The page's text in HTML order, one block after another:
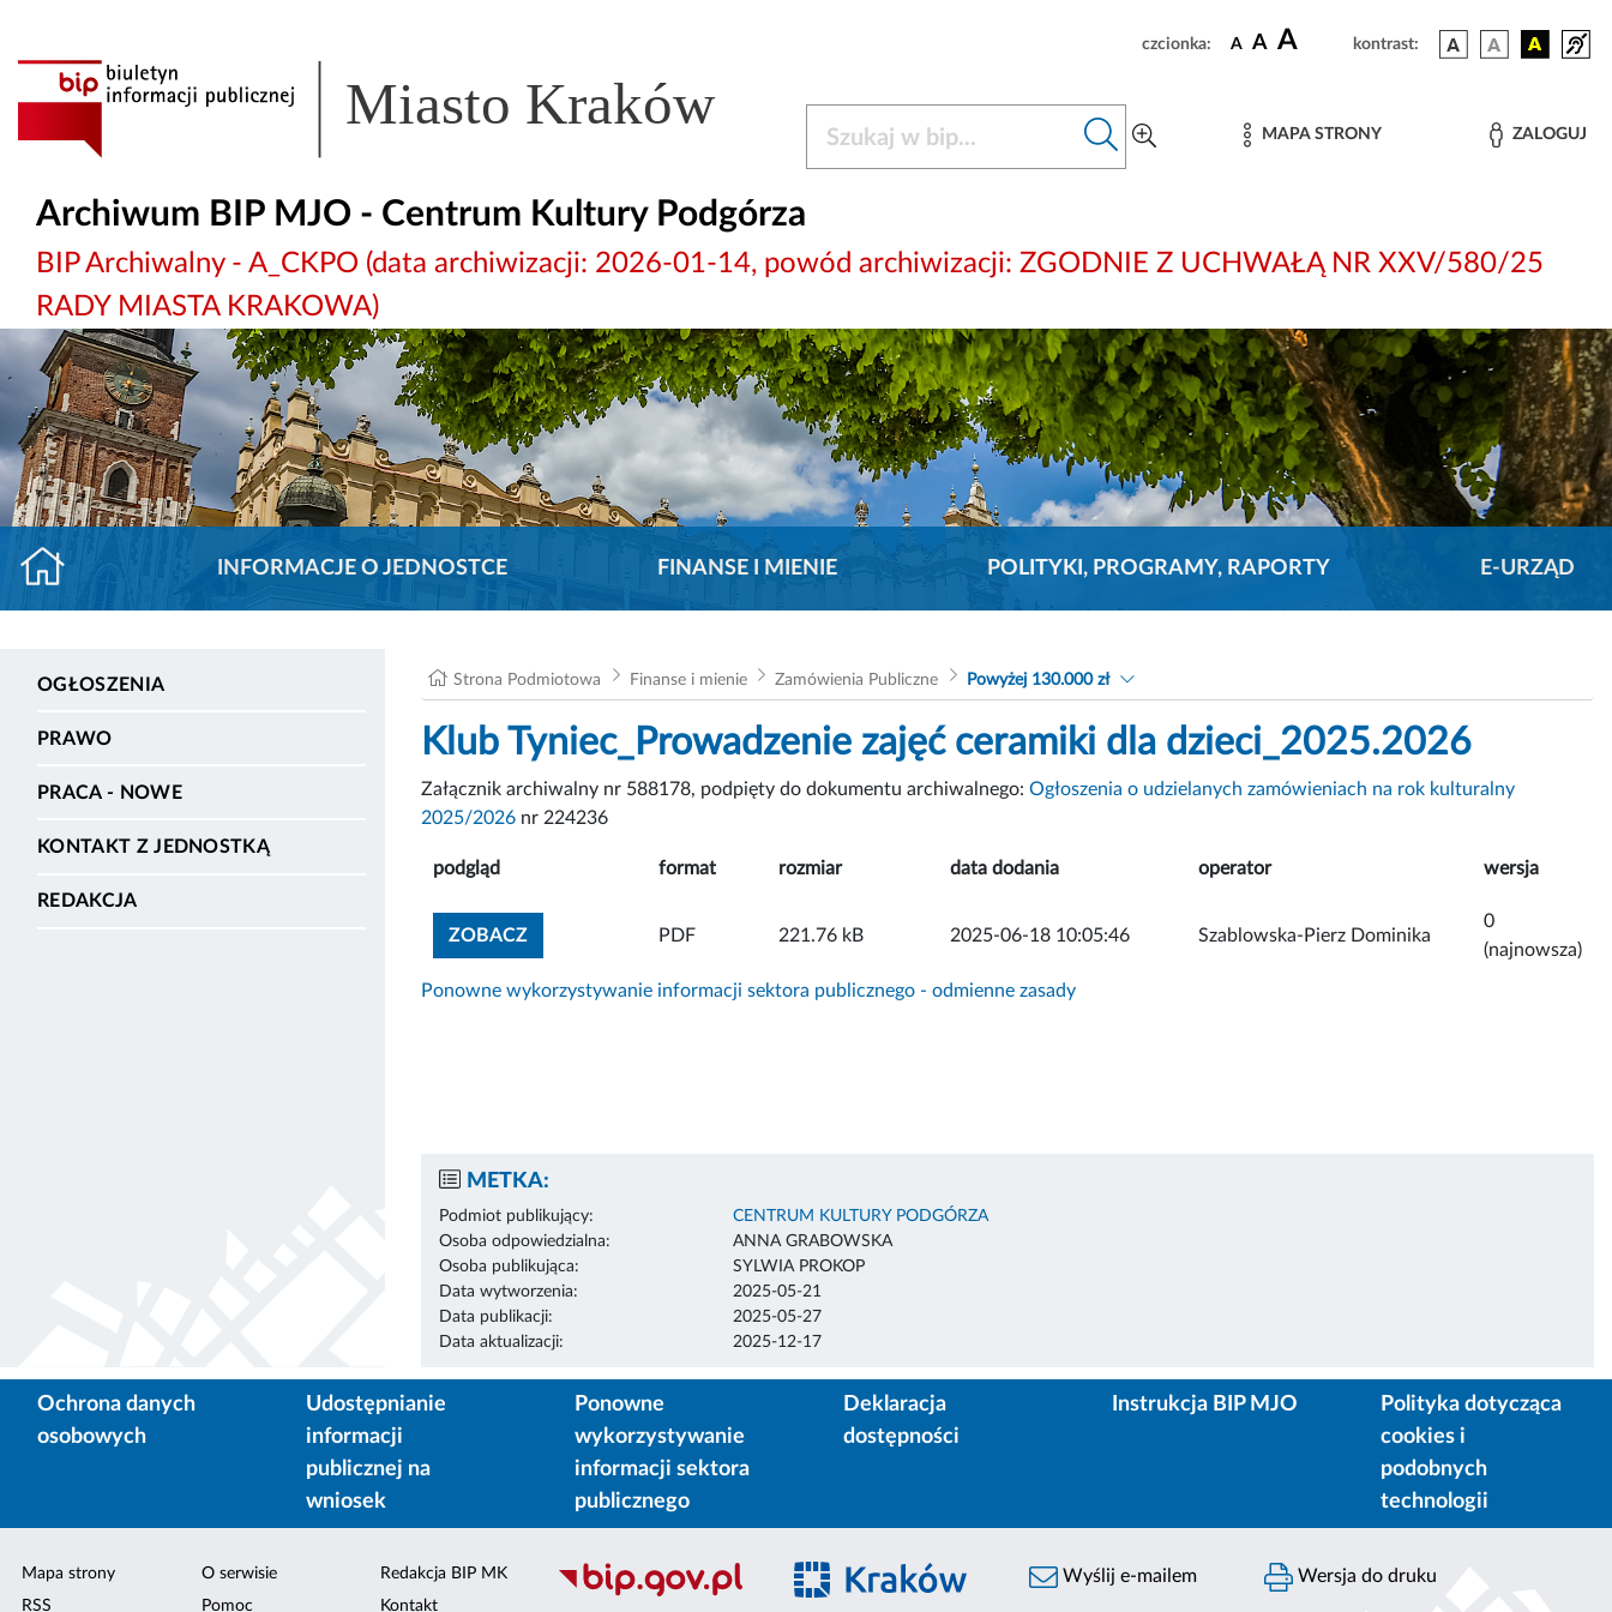
czcionka: A A A kontrast:
Miasto Kraków MAPA STRONY ZALOGUJ
Archiwum BIP MJO - Centrum Kultury Podgórza
BIP Archiwalny - A_CKPO (data archiwizacji: 2026-01-14, powód archiwizacji: ZGODNIE Z UCHWAŁĄ NR XXV/580/25
RADY MIASTA KRAKOWA)
INFORMACJE O JEDNOSTCE FINANSE I MIENIE POLITYKI, PROGRAMY, RAPORTY E-URZĄD
OGŁOSZENIA
PRAWO
PRACA - NOWE
KONTAKT Z JEDNOSTKĄ
REDAKCJA
Strona Podmiotowa Finanse i mienie Zamówienia Publiczne Powyżej 130.000 zł
Klub Tyniec_Prowadzenie zajęć ceramiki dla dzieci_2025.2026
Załącznik archiwalny nr 588178, podpięty do dokumentu archiwalnego: Ogłoszenia o udzielanych zamówieniach na rok kulturalny
2025/2026 nr 224236
podgląd format rozmiar data dodania operator wersja
ZOBACZZOBACZ ZAŁĄCZNIK
PDF 221.76 kB 2025-06-18 10:05:46 Szablowska-Pierz Dominika
0
(najnowsza)
Ponowne wykorzystywanie informacji sektora publicznego - odmienne zasady
METKA:
Podmiot publikujący:
CENTRUM KULTURY PODGÓRZA
Osoba odpowiedzialna:
ANNA GRABOWSKA
Osoba publikująca:
SYLWIA PROKOP
Data wytworzenia:
2025-05-21
Data publikacji:
2025-05-27
Data aktualizacji:
2025-12-17
Ochrona danych
osobowych
Udostępnianie
informacji
publicznej na
wniosek
Ponowne
wykorzystywanie
informacji sektora
publicznego
Deklaracja
dostępności
Instrukcja BIP MJO
Polityka dotycząca
cookies i
podobnych
technologii
Mapa strony
RSS
O serwisie
Pomoc
Redakcja BIP MK
Kontakt
Wyślij e-mailem Wersja do druku